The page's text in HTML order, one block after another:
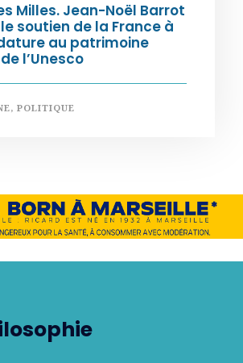
Milles. Jean-Noël Barrot
soutien de la France à
au patrimoine
l’Unesco
, POLITIQUE